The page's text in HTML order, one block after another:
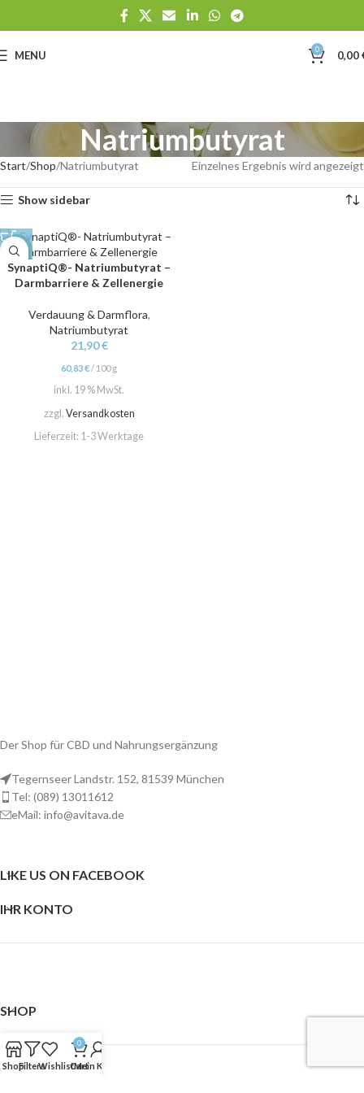
MENU 0 0,00
Natriumbutyrat
Start Shop Natriumbutyrat Einzelnes Ergebnis wird angezeigt
Show sidebar
NEW
SynaptiQ®- Natriumbutyrat –
Darmbarriere & Zellenergie
Verdauung & Darmflora,
Natriumbutyrat
21,90€
60,83€/ 100 g
inkl. 19 % MwSt.
zzgl. Versandkosten
Lieferzeit: 1-3 Werktage
Der Shop für CBD und Nahrungsergänzung
Tegernseer Landstr. 152, 81539 München
Tel: (089) 13011612
eMail: info@avitava.de
LIKE US ON FACEBOOK
IHR KONTO
SHOP
ShopFiltersWishlist
0
Cart
Mein Konto